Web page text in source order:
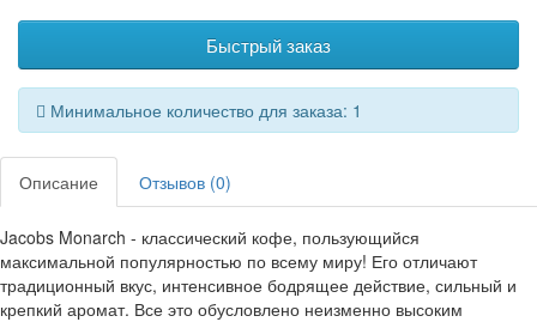
Быстрый заказ
Минимальное количество для заказа: 1
Описание Отзывов (0)
Jacobs Monarch - классический кофе, пользующийся
максимальной популярностью по всему миру! Его отличают
традиционный вкус, интенсивное бодрящее действие, сильный и
крепкий аромат. Все это обусловлено неизменно высоким